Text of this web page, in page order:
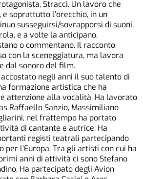
Stracci. Un lavoro che
soprattutto l’orecchio, in un
susseguirsi/sovrapporsi di suoni,
e a volte la anticipano,
o commentano. Il racconto
con la sceneggiatura, ma lavora
dal sonoro del film.
accostato negli anni il suo talento di
formazione artistica che ha
attenzione alla vocalità. Ha lavorato
Raffaello Sanzio, Massimiliano
nel frattempo ha portato
di cantante e autrice. Ha
registi teatrali partecipando
per l’Europa. Tra gli artisti con cui ha
anni di attività ci sono Stefano
Ha partecipato degli Avion